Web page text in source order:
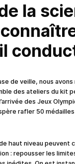
la
de veille, nous
des ateliers du kit
des Jeux
rafler 50 médailles
haut niveau peuvent
: repousser les